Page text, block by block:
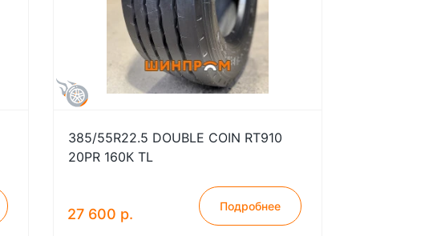
385/55R22.5 DOUBLE COIN RT910
20PR 160К TL
27 600 р. Подробнее